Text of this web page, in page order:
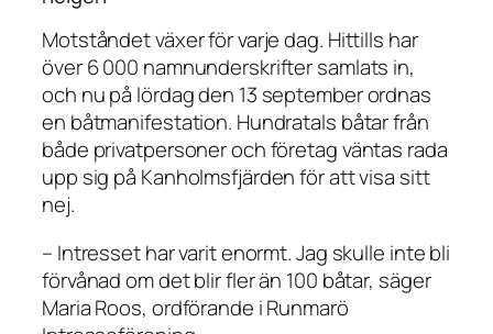
Motståndet växer för varje dag. Hittills har
över 6 000 namnunderskrifter samlats in,
och nu på lördag den 13 september ordnas
en båtmanifestation. Hundratals båtar från
både privatpersoner och företag väntas rada
upp sig på Kanholmsfjärden för att visa sitt
nej.
– Intresset har varit enormt. Jag skulle inte bli
förvånad om det blir fler än 100 båtar, säger
Maria Roos, ordförande i Runmarö